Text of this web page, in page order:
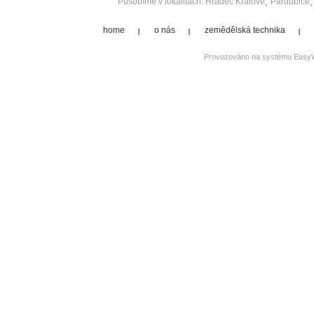
home o nás zemědělská technika
Provozováno na systému